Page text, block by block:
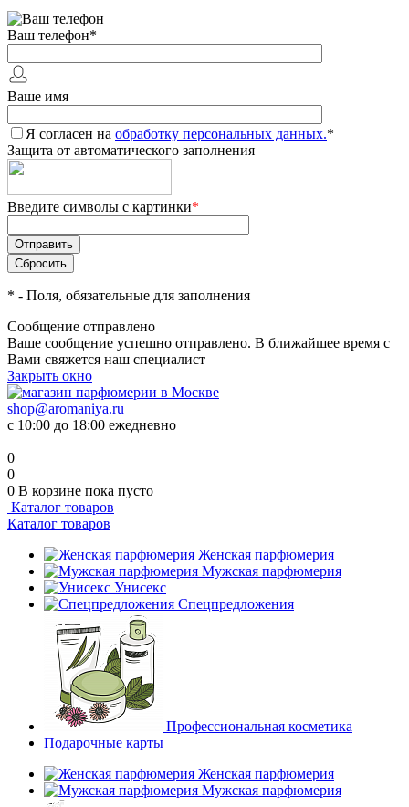
Ваш телефон*
Ваше имя
Я согласен на обработку персональных данных.*
Защита от автоматического заполнения
Введите символы с картинки*
* - Поля, обязательные для заполнения
Сообщение отправлено
Ваше сообщение успешно отправлено. В ближайшее время с
Вами свяжется наш специалист
Закрыть окно
shop@aromaniya.ru
с 10:00 до 18:00 ежедневно
0
0
0 В корзине пока пусто
Каталог товаров
Каталог товаров
Женская парфюмерия
Мужская парфюмерия
Унисекс
Спецпредложения
Профессиональная косметика
Подарочные карты
Женская парфюмерия
Мужская парфюмерия